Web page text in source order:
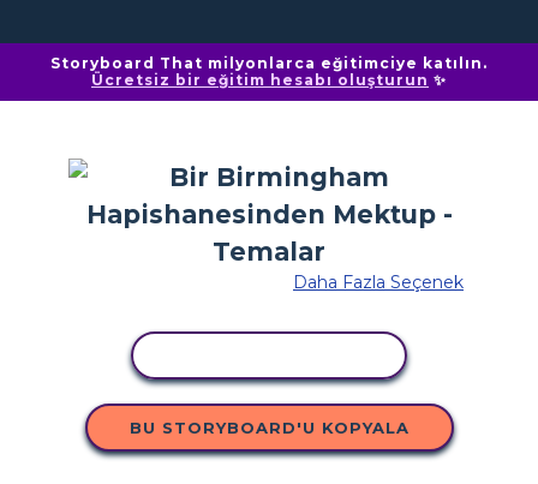
Storyboard That milyonlarca eğitimciye katılın.
Ücretsiz bir eğitim hesabı oluşturun ✨
Daha Fazla Seçenek
BU STORYBOARD'U KOPYALA